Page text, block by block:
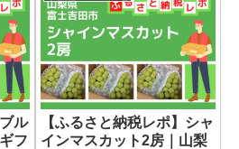
ル
フ
【ふるさと納税レポ】シャ
インマスカット2房｜山梨